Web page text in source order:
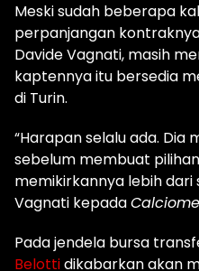
Meski sudah beberapa
perpanjangan
Davide Vagnati, masih
kaptennya itu bersedia
di Turin.
“Harapan selalu ada. Dia
sebelum membuat
memikirkannya lebih dari
Vagnati kepada
Pada jendela bursa
Belottidikabarkan akan